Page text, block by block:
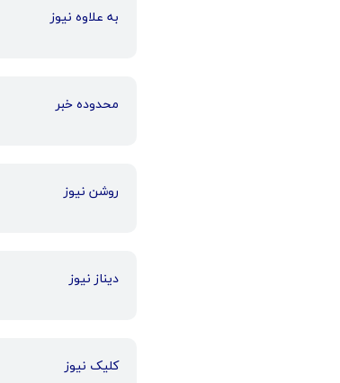
به علاوه نیوز
محدوده خبر
روشن نیوز
دیناز نیوز
کلیک نیوز